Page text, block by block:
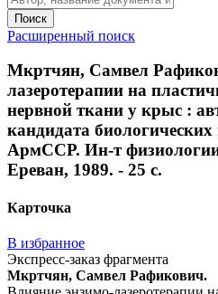
Поиск
Расширенный поиск
Мкртчян, Самвел
лазеротерапии на
нервной ткани у крыс :
кандидата
АрмССР. Ин-т
Ереван, 1989. - 25 с.
Карточка
В избранное
Экспресс-заказ фрагмента
Мкртчян, Самвел Рафикович.